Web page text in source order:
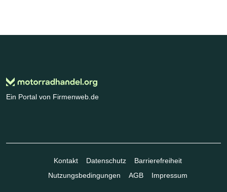
Ein Portal von Firmenweb.de
Kontakt Datenschutz
Barrierefreiheit
Nutzungsbedingungen
AGB Impressum